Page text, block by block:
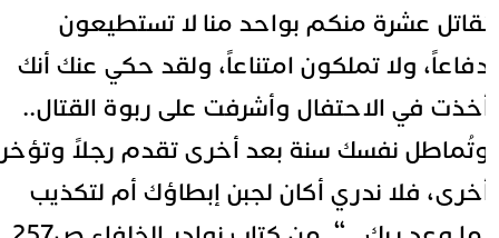
عشرة منكم بواحد منا لا تستطيعون
ولا تملكون امتناعاً، ولقد حكي عنك أنك
في الاحتفال وأشرفت على ربوة القتال..
نفسك سنة بعد أخرى تقدم رجلاً وتؤخر
فلا ندري أكان لجبن إبطاؤك أم لتكذيب